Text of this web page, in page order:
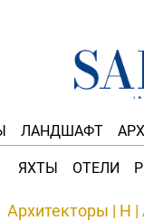
ЛАНДШАФТ
ЯХТЫ ОТЕЛИ
Архитекторы | Н |